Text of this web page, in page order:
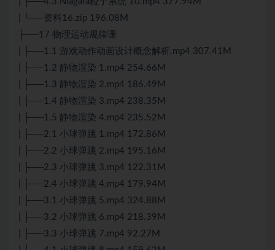
| └──资料16.zip 196.08M
├──17 物理运动规律课
| ├──1.1 游戏动作动画设计概念解析.mp4 307.41M
| ├──1.2 静物渲染 1.mp4 254.66M
| ├──1.3 静物渲染 2.mp4 186.49M
| ├──1.4 静物渲染 3.mp4 238.35M
| ├──1.5 静物渲染 4.mp4 235.52M
| ├──2.1 小球弹跳 1.mp4 172.86M
| ├──2.2 小球弹跳 2.mp4 195.16M
| ├──2.3 小球弹跳 3.mp4 122.31M
| ├──2.4 小球弹跳 4.mp4 179.94M
| ├──3.1 小球弹跳 5.mp4 324.88M
| ├──3.2 小球弹跳 6.mp4 218.39M
| ├──3.3 小球弹跳 7.mp4 92.27M